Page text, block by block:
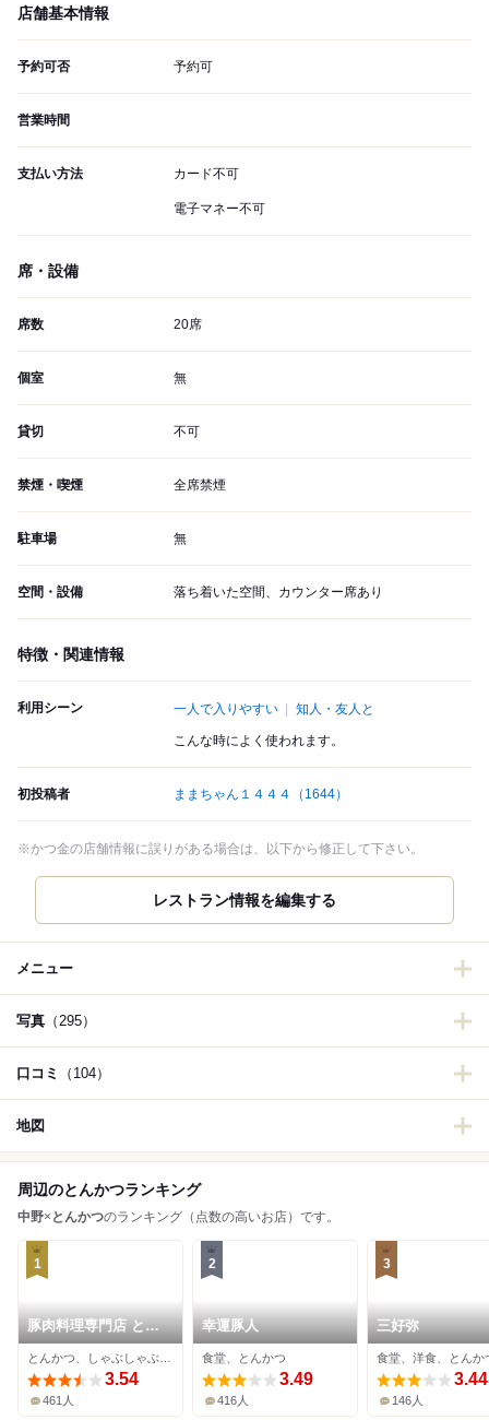
店舗基本情報
予約可否 予約可
営業時間
支払い方法 カード不可
電子マネー不可
席・設備
席数 20席
個室 無
貸切 不可
禁煙・喫煙 全席禁煙
駐車場 無
空間・設備 落ち着いた空間、カウンター席あり
特徴・関連情報
利用シーン 一人で入りやすい 知人・友人と
こんな時によく使われます。
初投稿者 ままちゃん１４４４ （1644）
※かつ金の店舗情報に誤りがある場合は、以下から修正して下さい。
レストラン情報を編集する
メニュー
写真 （295）
口コミ （104）
地図
周辺のとんかつランキング
中野× とんかつのランキング（点数の高いお店）です。
1
豚肉料理専門店 とん
かつのり
3.54
461人
2
幸運豚人
食堂、とんかつ
3.49
416人
3
三好弥
食堂、洋食、とんか
3.44
146人